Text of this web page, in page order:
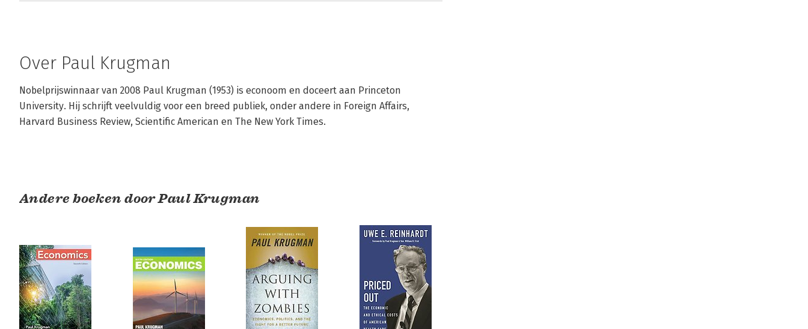
Over Paul Krugman
Nobelprijswinnaar van 2008 Paul Krugman (1953) is econoom en doceert aan Princeton
University. Hij schrijft veelvuldig voor een breed publiek, onder andere in Foreign Affairs,
Harvard Business Review, Scientific American en The New York Times.
Andere boeken door Paul Krugman